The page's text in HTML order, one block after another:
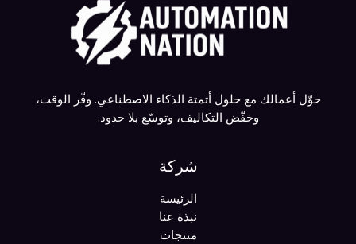
حوّل أعمالك مع حلول أتمتة الذكاء الاصطناعي. وفّر الوقت،
وخفّض التكاليف، وتوسّع بلا حدود.
شركة
الرئيسة
نبذة عنا
منتجات